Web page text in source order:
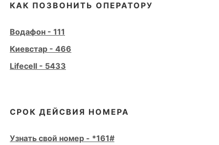
КАК ПОЗВОНИТЬ ОПЕРАТОРУ
Водафон - 111
Киевстар - 466
Lifecell - 5433
СРОК ДЕЙСВИЯ НОМЕРА
Узнать свой номер - *161#